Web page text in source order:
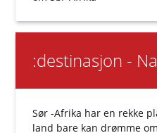
:destinasjon -
Sør -Afrika har en rekke
land bare kan drømme